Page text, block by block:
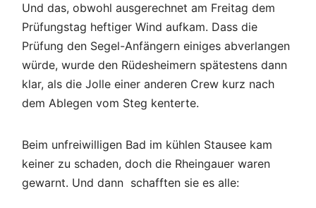
Und das, obwohl ausgerechnet am Freitag dem
Prüfungstag heftiger Wind aufkam. Dass die
Prüfung den Segel-Anfängern einiges abverlangen
würde, wurde den Rüdesheimern spätestens dann
klar, als die Jolle einer anderen Crew kurz nach
dem Ablegen vom Steg kenterte.
Beim unfreiwilligen Bad im kühlen Stausee kam
keiner zu schaden, doch die Rheingauer waren
gewarnt. Und dann schafften sie es alle: